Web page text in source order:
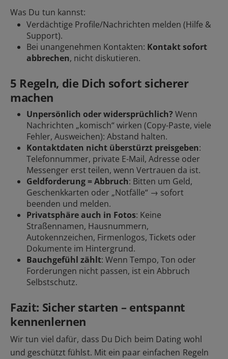
Was Du tun kannst:
Verdächtige Profile/Nachrichten melden (Hilfe &
Support).
Bei unangenehmen Kontakten: Kontakt sofort
abbrechen, nicht diskutieren.
5 Regeln, die Dich sofort sicherer
machen
Unpersönlich oder widersprüchlich? Wenn
Nachrichten „komisch“ wirken (Copy-Paste, viele
Fehler, Ausweichen): Abstand halten.
Kontaktdaten nicht überstürzt preisgeben:
Telefonnummer, private E-Mail, Adresse oder
Messenger erst teilen, wenn Vertrauen da ist.
Geldforderung = Abbruch: Bitten um Geld,
Geschenkkarten oder „Notfälle“ → sofort
beenden und melden.
Privatsphäre auch in Fotos: Keine
Straßennamen, Hausnummern,
Autokennzeichen, Firmenlogos, Tickets oder
Dokumente im Hintergrund.
Bauchgefühl zählt: Wenn Tempo, Ton oder
Forderungen nicht passen, ist ein Abbruch
Selbstschutz.
Fazit: Sicher starten – entspannt
kennenlernen
Wir tun viel dafür, dass Du Dich beim Dating wohl
und geschützt fühlst. Mit ein paar einfachen Regeln